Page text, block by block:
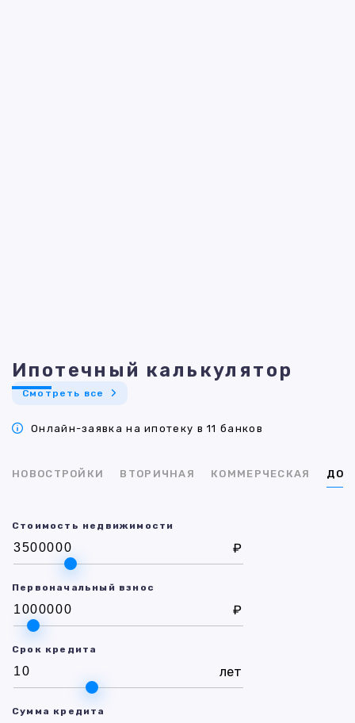
Ипотечный калькулятор
Смотреть все
Онлайн-заявка на ипотеку в 11 банков
НОВОСТРОЙКИ ВТОРИЧНАЯ КОММЕРЧЕСКАЯ ДОМ
Стоимость недвижимости
₽
Первоначальный взнос
₽
Срок кредита
лет
Сумма кредита